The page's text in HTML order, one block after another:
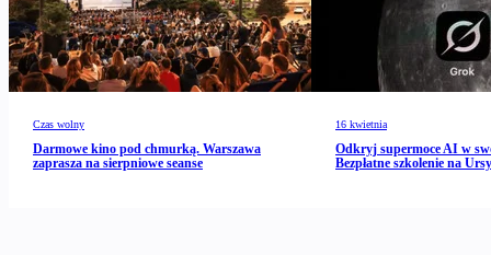
Czas wolny
Darmowe kino pod chmurką. Warszawa
zaprasza na sierpniowe seanse
16 kwietnia
Odkryj supermoce AI w
Bezpłatne szkolenie na